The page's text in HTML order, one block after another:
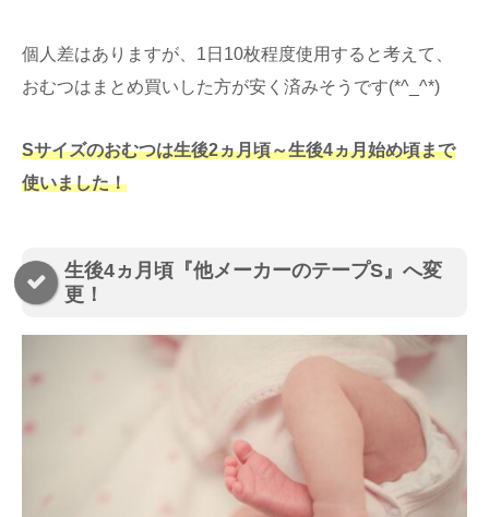
個人差はありますが、1日10枚程度使用すると考えて、
おむつはまとめ買いした方が安く済みそうです(*^_^*)
Sサイズのおむつは生後2ヵ月頃～生後4ヵ月始め頃まで
使いました！
生後4ヵ月頃『他メーカーのテープS』へ変
更！